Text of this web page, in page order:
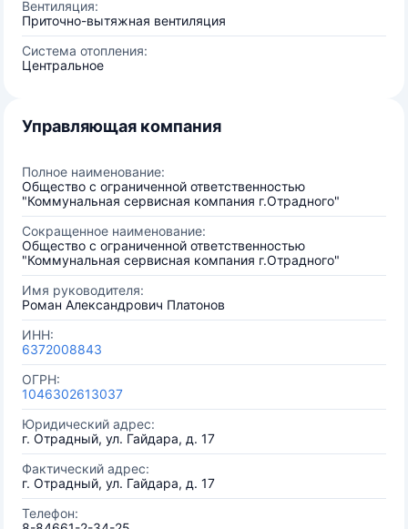
Вентиляция:
Приточно-вытяжная вентиляция
Система отопления:
Центральное
Управляющая компания
Полное наименование:
Общество с ограниченной ответственностью
"Коммунальная сервисная компания г.Отрадного"
Сокращенное наименование:
Общество с ограниченной ответственностью
"Коммунальная сервисная компания г.Отрадного"
Имя руководителя:
Роман Александрович Платонов
ИНН:
6372008843
ОГРН:
1046302613037
Юридический адрес:
г. Отрадный, ул. Гайдара, д. 17
Фактический адрес:
г. Отрадный, ул. Гайдара, д. 17
Телефон: